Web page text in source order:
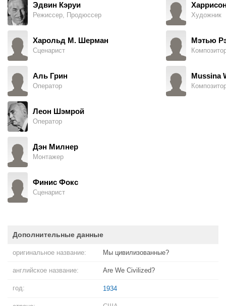
Эдвин Кэруи
Режиссер, Продюссер
Харольд М. Шерман
Сценарист
Аль Грин
Оператор
Леон Шэмрой
Оператор
Дэн Милнер
Монтажер
Финис Фокс
Сценарист
Художник
Мэтью
Mussina
Дополнительные данные
оригинальное название: Мы цивилизованные?
английское название: Are We Civilized?
год: 1934